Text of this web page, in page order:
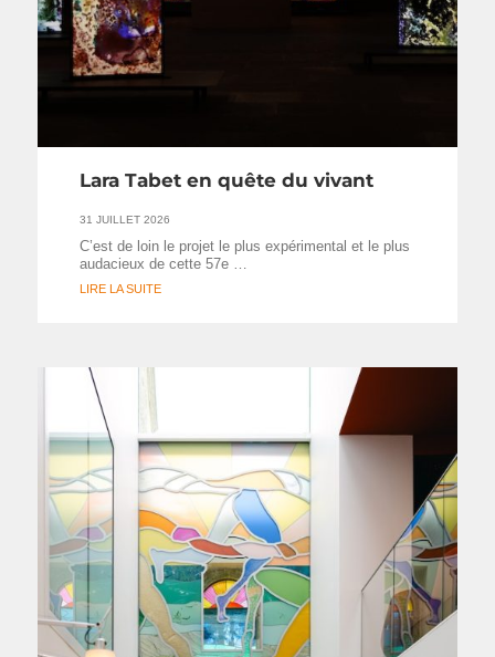
Lara Tabet en quête du vivant
31 JUILLET 2026
C’est de loin le projet le plus expérimental et le plus
audacieux de cette 57e …
LIRE LA SUITE